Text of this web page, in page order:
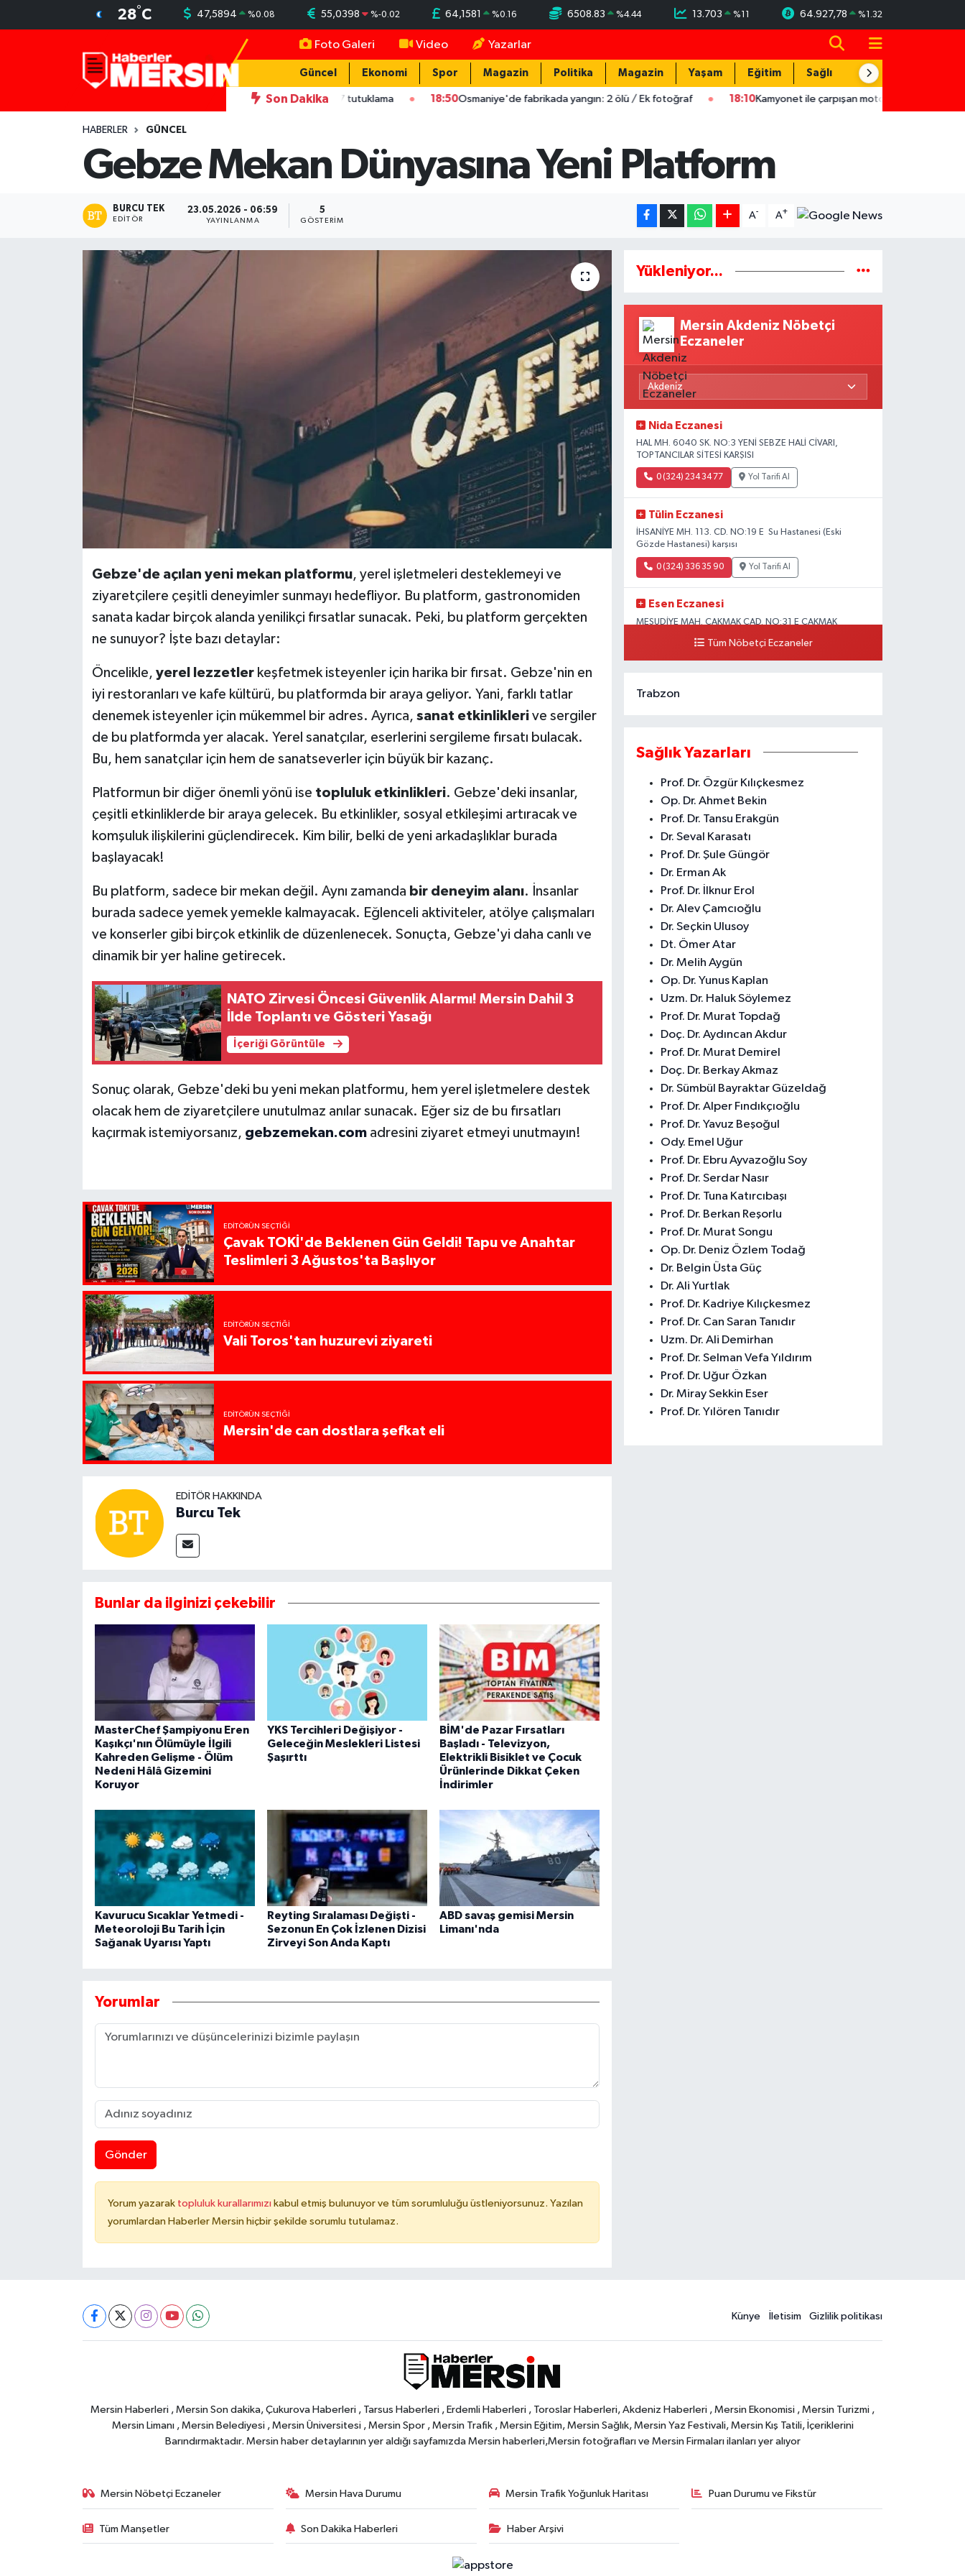
28°C 47,5894 %0.08 55,0398 %-0.02 64,1581 %0.16 6508.83 %4.44 13.703 %11 64.927,78 %1.32
Foto Galeri Video Yazarlar
Güncel Ekonomi Spor Magazin Politika Magazin Yaşam Eğitim Sağlık Teknoloji
Son Dakika
Antalya'da fuhşa aracılık operasyonu: 7 tutuklama 18:50 Osmaniye'de fabrikada yangın: 2 ölü / Ek fotoğraf 18:10 Kamyonet ile çarpışan motosikletin sürücüsü yaralandı
HABERLER GÜNCEL
Gebze Mekan Dünyasına Yeni Platform
BURCU TEK
EDITÖR
23.05.2026 - 06:59
YAYINLANMA
5
GÖSTERIM
A- A+
Gebze'de açılan yeni mekan platformu, yerel işletmeleri desteklemeyi ve
ziyaretçilere çeşitli deneyimler sunmayı hedefliyor. Bu platform, gastronomiden
sanata kadar birçok alanda yenilikçi fırsatlar sunacak. Peki, bu platform gerçekten
ne sunuyor? İşte bazı detaylar:
Öncelikle, yerel lezzetlerkeşfetmek isteyenler için harika bir fırsat. Gebze'nin en
iyi restoranları ve kafe kültürü, bu platformda bir araya geliyor. Yani, farklı tatlar
denemek isteyenler için mükemmel bir adres. Ayrıca, sanat etkinliklerive sergiler
de bu platformda yer alacak. Yerel sanatçılar, eserlerini sergileme fırsatı bulacak.
Bu, hem sanatçılar için hem de sanatseverler için büyük bir kazanç.
Platformun bir diğer önemli yönü ise topluluk etkinlikleri. Gebze'deki insanlar,
çeşitli etkinliklerde bir araya gelecek. Bu etkinlikler, sosyal etkileşimi artıracak ve
komşuluk ilişkilerini güçlendirecek. Kim bilir, belki de yeni arkadaşlıklar burada
başlayacak!
Bu platform, sadece bir mekan değil. Aynı zamanda bir deneyim alanı. İnsanlar
burada sadece yemek yemekle kalmayacak. Eğlenceli aktiviteler, atölye çalışmaları
ve konserler gibi birçok etkinlik de düzenlenecek. Sonuçta, Gebze'yi daha canlı ve
dinamik bir yer haline getirecek.
NATO Zirvesi Öncesi Güvenlik Alarmı! Mersin Dahil 3
İlde Toplantı ve Gösteri Yasağı
İçeriği Görüntüle
Sonuç olarak, Gebze'deki bu yeni mekan platformu, hem yerel işletmelere destek
olacak hem de ziyaretçilere unutulmaz anılar sunacak. Eğer siz de bu fırsatları
kaçırmak istemiyorsanız, gebzemekan.comadresini ziyaret etmeyi unutmayın!
EDITÖRÜN SEÇTIĞI
Çavak TOKİ'de Beklenen Gün Geldi! Tapu ve Anahtar
Teslimleri 3 Ağustos'ta Başlıyor
EDITÖRÜN SEÇTIĞI
Vali Toros'tan huzurevi ziyareti
EDITÖRÜN SEÇTIĞI
Mersin'de can dostlara şefkat eli
EDITÖR HAKKINDA
Burcu Tek
Bunlar da ilginizi çekebilir
MasterChef Şampiyonu Eren
Kaşıkçı'nın Ölümüyle İlgili
Kahreden Gelişme - Ölüm
Nedeni Hâlâ Gizemini
Koruyor
YKS Tercihleri Değişiyor -
Geleceğin Meslekleri Listesi
Şaşırttı
BİM'de Pazar Fırsatları
Başladı - Televizyon,
Elektrikli Bisiklet ve Çocuk
Ürünlerinde Dikkat Çeken
İndirimler
Kavurucu Sıcaklar Yetmedi -
Meteoroloji Bu Tarih İçin
Sağanak Uyarısı Yaptı
Reyting Sıralaması Değişti -
Sezonun En Çok İzlenen Dizisi
Zirveyi Son Anda Kaptı
ABD savaş gemisi Mersin
Limanı'nda
Yorumlar
Gönder
Yorum yazarak topluluk kurallarımızı kabul etmiş bulunuyor ve tüm sorumluluğu üstleniyorsunuz. Yazılan
yorumlardan Haberler Mersin hiçbir şekilde sorumlu tutulamaz.
Yükleniyor...
Mersin Akdeniz Nöbetçi
Eczaneler
Nida Eczanesi
HAL MH. 6040 SK. NO:3 YENİ SEBZE HALİ CİVARI,
TOPTANCILAR SİTESİ KARŞISI
0 (324) 234 34 77 Yol Tarifi Al
Tülin Eczanesi
İHSANİYE MH. 113. CD. NO:19 E Su Hastanesi (Eski
Gözde Hastanesi) karşısı
0 (324) 336 35 90 Yol Tarifi Al
Esen Eczanesi
MESUDİYE MAH. ÇAKMAK CAD. NO:31 E ÇAKMAK
Tüm Nöbetçi Eczaneler
Trabzon
Sağlık Yazarları
Prof. Dr. Özgür Kılıçkesmez
Op. Dr. Ahmet Bekin
Prof. Dr. Tansu Erakgün
Dr. Seval Karasatı
Prof. Dr. Şule Güngör
Dr. Erman Ak
Prof. Dr. İlknur Erol
Dr. Alev Çamcıoğlu
Dr. Seçkin Ulusoy
Dt. Ömer Atar
Dr. Melih Aygün
Op. Dr. Yunus Kaplan
Uzm. Dr. Haluk Söylemez
Prof. Dr. Murat Topdağ
Doç. Dr. Aydıncan Akdur
Prof. Dr. Murat Demirel
Doç. Dr. Berkay Akmaz
Dr. Sümbül Bayraktar Güzeldağ
Prof. Dr. Alper Fındıkçıoğlu
Prof. Dr. Yavuz Beşoğul
Ody. Emel Uğur
Prof. Dr. Ebru Ayvazoğlu Soy
Prof. Dr. Serdar Nasır
Prof. Dr. Tuna Katırcıbaşı
Prof. Dr. Berkan Reşorlu
Prof. Dr. Murat Songu
Op. Dr. Deniz Özlem Todağ
Dr. Belgin Üsta Güç
Dr. Ali Yurtlak
Prof. Dr. Kadriye Kılıçkesmez
Prof. Dr. Can Saran Tanıdır
Uzm. Dr. Ali Demirhan
Prof. Dr. Selman Vefa Yıldırım
Prof. Dr. Uğur Özkan
Dr. Miray Sekkin Eser
Prof. Dr. Yılören Tanıdır
Künye İletisim Gizlilik politikası
Mersin Haberleri , Mersin Son dakika, Çukurova Haberleri , Tarsus Haberleri , Erdemli Haberleri , Toroslar Haberleri, Akdeniz Haberleri , Mersin Ekonomisi , Mersin Turizmi ,
Mersin Limanı , Mersin Belediyesi , Mersin Üniversitesi , Mersin Spor , Mersin Trafik , Mersin Eğitim, Mersin Sağlık, Mersin Yaz Festivali, Mersin Kış Tatili, İçeriklerini
Barındırmaktadır. Mersin haber detaylarının yer aldığı sayfamızda Mersin haberleri,Mersin fotoğrafları ve Mersin Firmaları ilanları yer alıyor
Mersin Nöbetçi Eczaneler Mersin Hava Durumu Mersin Trafik Yoğunluk Haritası Puan Durumu ve Fikstür
Tüm Manşetler Son Dakika Haberleri Haber Arşivi
Mersin Nöbetçi Eczaneler
Mersin Hava Durumu
Mersin Trafik Yoğunluk Haritası
Süper Lig Puan Durumu ve Fikstür
Tüm Manşetler